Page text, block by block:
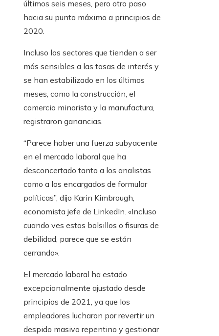
últimos seis meses, pero otro paso
hacia su punto máximo a principios de
2020.
Incluso los sectores que tienden a ser
más sensibles a las tasas de interés y
se han estabilizado en los últimos
meses, como la construcción, el
comercio minorista y la manufactura,
registraron ganancias.
“Parece haber una fuerza subyacente
en el mercado laboral que ha
desconcertado tanto a los analistas
como a los encargados de formular
políticas”, dijo Karin Kimbrough,
economista jefe de LinkedIn. «Incluso
cuando ves estos bolsillos o fisuras de
debilidad, parece que se están
cerrando».
El mercado laboral ha estado
excepcionalmente ajustado desde
principios de 2021, ya que los
empleadores lucharon por revertir un
despido masivo repentino y gestionar